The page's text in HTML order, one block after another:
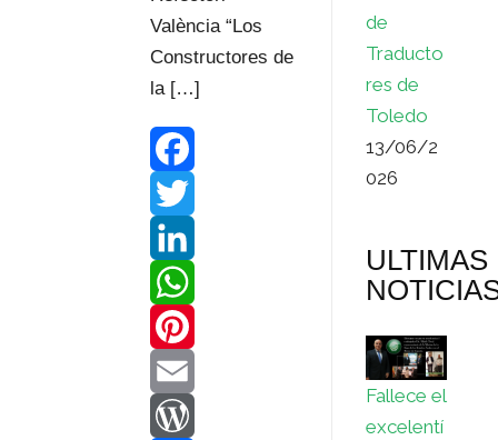
València “Los
Constructores de
la […]
F
a
c
e
b
o
T
w
t
L
n
k
W
h
a
P
E
de
Traducto
res de
Toledo
13/06/2
026
ULTIMAS
Fallece el
excelentí